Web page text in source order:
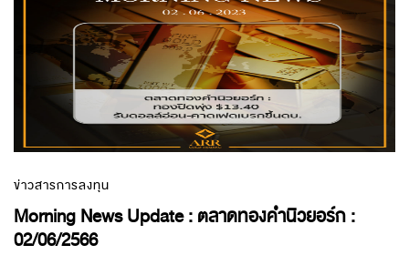
ข่าวสารการลงทุน
Morning News Update : ตลาดทองคำนิวยอร์ก :
02/06/2566